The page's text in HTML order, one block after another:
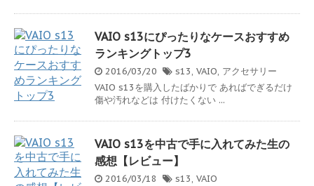
VAIO s13にぴったりなケースおすすめ
ランキングトップ3
2016/03/20 s13, VAIO, アクセサリー
VAIO s13を購入したばかりで あればでぎるだけ
傷や汚れなどは 付けたくない ...
VAIO s13を中古で手に入れてみた生の
感想【レビュー】
2016/03/18 s13, VAIO